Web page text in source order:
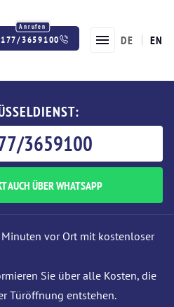
3659100 DE EN
3659100
AUCH ÜBER WHATSAPP
vor Ort mit kostenloser
Sie über alle Kosten, die
Türöffnung entstehen.